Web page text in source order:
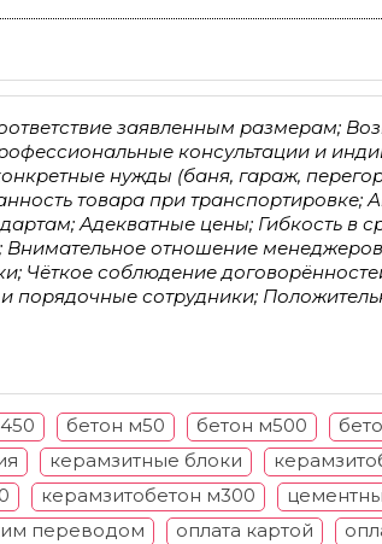
заявленным размерам;
консультации и
нужды (баня, гараж,
товара при транспортировке;
Адекватные цены; Гибкость в
Внимательное отношение
Чёткое соблюдение
порядочные сотрудники;
бетон м50 бетон м500
керамзитные блоки
керамзитобетон м300
переводом оплата картой